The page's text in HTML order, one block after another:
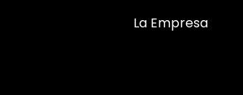
La Empresa